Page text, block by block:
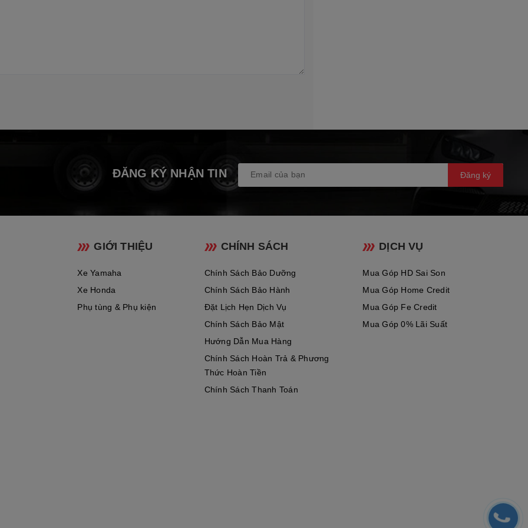
ĐĂNG KÝ NHẬN TIN Đăng ký
GIỚI THIỆU
Xe Yamaha
Xe Honda
Phụ tùng & Phụ kiện
CHÍNH SÁCH
Chính Sách Bảo Dưỡng
Chính Sách Bảo Hành
Đặt Lịch Hẹn Dịch Vụ
Chính Sách Bảo Mật
Hướng Dẫn Mua Hàng
Chính Sách Hoàn Trả & Phương
Thức Hoàn Tiền
Chính Sách Thanh Toán
DỊCH VỤ
Mua Góp HD Sai Son
Mua Góp Home Credit
Mua Góp Fe Credit
Mua Góp 0% Lãi Suất